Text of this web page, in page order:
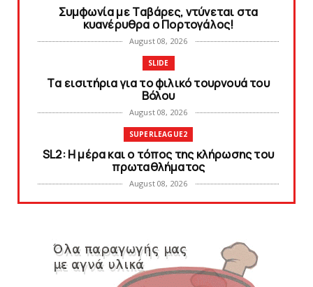
Συμφωνία με Tαβάρες, ντύνεται στα
κυανέρυθρα ο Πορτογάλος!
August 08, 2026
SLIDE
Tα εισιτήρια για το φιλικό τουρνουά του
Bόλου
August 08, 2026
SUPERLEAGUE2
SL2: Η μέρα και ο τόπος της κλήρωσης του
πρωταθλήματος
August 08, 2026
KARA TALKS
August 07, 2026
KARA TALKS